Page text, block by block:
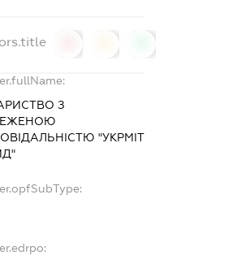
З
"УКРМІТ